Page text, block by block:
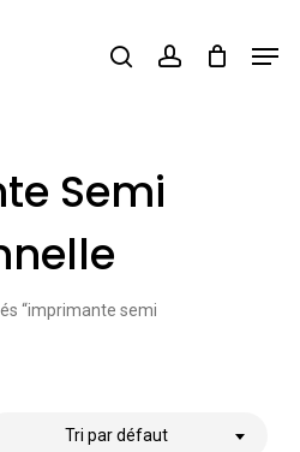
searchaccount
Semi
“imprimante semi
Tri par défaut
Close